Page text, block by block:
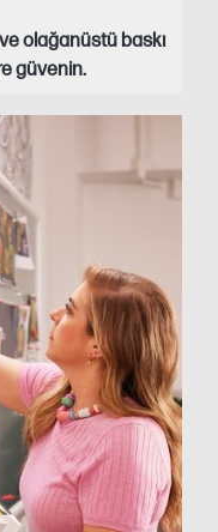
olağanüstü baskı
güvenin.